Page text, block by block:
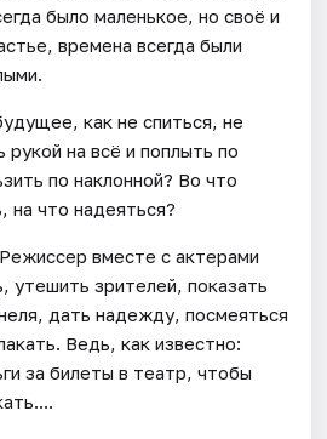
было маленькое, но своё и
времена всегда были
как не спиться, не
рукой на всё и поплыть по
по наклонной? Во что
на что надеяться?
вместе с актерами
утешить зрителей, показать
дать надежду, посмеяться
Ведь, как известно:
за билеты в театр, чтобы